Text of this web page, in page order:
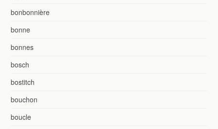
bonbonnière
bonne
bonnes
bosch
bostitch
bouchon
boucle